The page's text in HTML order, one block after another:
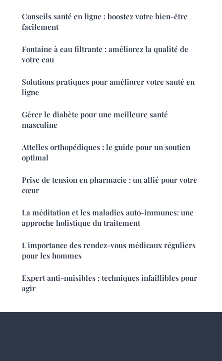
Conseils santé en ligne : boostez votre bien-être
facilement
Fontaine à eau filtrante : améliorez la qualité de
votre eau
Solutions pratiques pour améliorer votre santé en
ligne
Gérer le diabète pour une meilleure santé
masculine
Attelles orthopédiques : le guide pour un soutien
optimal
Prise de tension en pharmacie : un allié pour votre
cœur
La méditation et les maladies auto-immunes: une
approche holistique du traitement
L'importance des rendez-vous médicaux réguliers
pour les hommes
Expert anti-nuisibles : techniques infaillibles pour
agir